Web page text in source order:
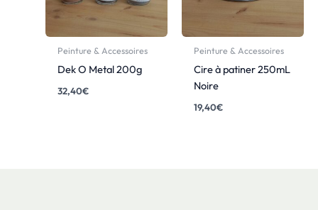
Peinture & Accessoires
Dek O Metal 200g
32,40€
Peinture & Accessoires
Cire à patiner 250mL
Noire
19,40€